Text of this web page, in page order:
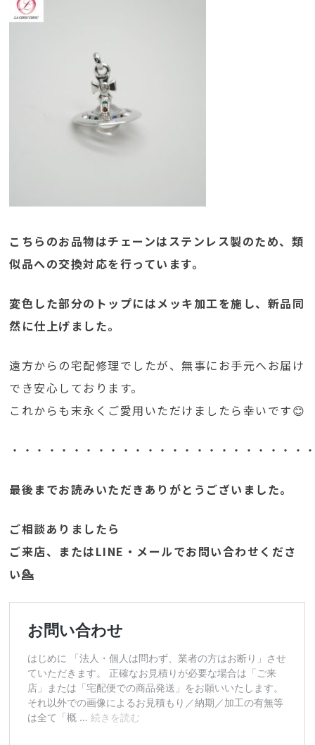
こちらのお品物はチェーンはステンレス製のため、類
似品への交換対応を行っています。
変色した部分のトップにはメッキ加工を施し、新品同
然に仕上げました。
遠方からの宅配修理でしたが、無事にお手元へお届け
でき安心しております。
これからも末永くご愛用いただけましたら幸いです😊
・・・・・・・・・・・・・・・・・・・・・・・・
最後までお読みいただきありがとうございました。
ご相談ありましたら
ご来店、またはLINE・メールでお問い合わせくださ
い💁